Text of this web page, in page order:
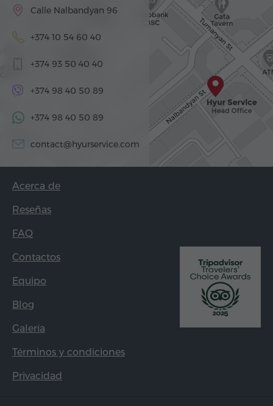
Calle Nalbandyan 96
+374 10 54 60 40
+374 93 50 40 40
+374 98 40 50 89
+374 98 40 50 89
contact@hyurservice.com
Acerca de
Reseñas
FAQ
Contactos
Equipo
Blog
Galería
Términos y condiciones
Privacidad